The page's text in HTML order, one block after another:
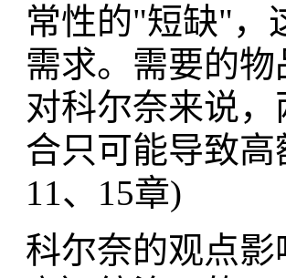
常性的"短缺"，
需求。需要的
对科尔奈来说
合只可能导致
11、15章)
科尔奈的观点